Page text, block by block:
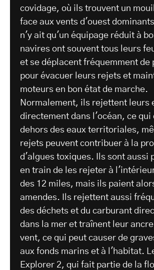
covidage, où ils trouvent un
face aux vents d'ouest
n'y ait qu'un équipage réduit à
navires ont souvent tous leurs
et se déplacent fréquemment de
pour évacuer leurs rejets et
moteurs en bon état de marche.
Normalement, ils rejettent leurs
directement dans l'océan, ce qui
dehors des eaux territoriales,
rejets peuvent contribuer à la
d'algues toxiques. Ils sont aussi
en train de les rejeter à
des 12 miles, mais ils paient
amendes. Ils rejettent aussi
des déchets et du carburant
dans la mer et traînent leur
vent, ce qui peut causer de
aux fonds marins et à l'habitat.
Explorer 2, qui fait partie de la